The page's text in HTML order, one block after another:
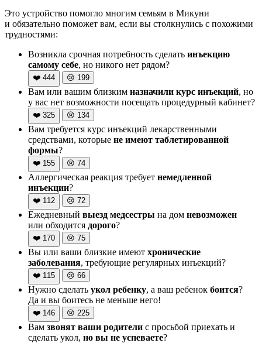
Это устройство помогло многим семьям в Микуни
и обязательно поможет вам, если вы столкнулись с похожими
трудностями:
Возникла срочная потребность сделать инъекцию
самому себе, но никого нет рядом?
❤️ 444 😢 199
Вам или вашим близким назначили курс инъекций, но
у вас нет возможности посещать процедурный кабинет?
❤️ 325 😢 134
Вам требуется курс инъекций лекарственными
средствами, которые не имеют таблетированной
формы?
❤️ 155 😢 74
Аллергическая реакция требует немедленной
инъекции?
❤️ 112 😢 72
Ежедневный выезд медсестры на дом невозможен
или обходится дорого?
❤️ 170 😢 75
Вы или ваши близкие имеют хронические
заболевания, требующие регулярных инъекций?
❤️ 115 😢 66
Нужно сделать укол ребенку, а ваш ребенок боится?
Да и вы боитесь не меньше него!
❤️ 146 😢 225
Вам звонят ваши родители с просьбой приехать и
сделать укол, но вы не успеваете?